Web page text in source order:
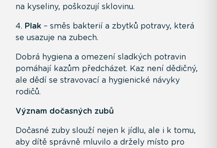
na kyseliny, poškozují sklovinu.
4. Plak – směs bakterií a zbytků potravy, která
se usazuje na zubech.
Dobrá hygiena a omezení sladkých potravin
pomáhají kazům předcházet. Kaz není dědičný,
ale dědí se stravovací a hygienické návyky
rodičů.
Význam dočasných zubů
Dočasné zuby slouží nejen k jídlu, ale i k tomu,
aby dítě správně mluvilo a držely místo pro